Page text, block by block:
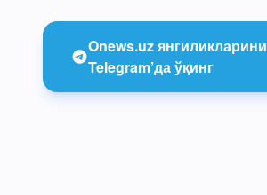
Onews.uz янгиликларини
Telegram’да ўқинг